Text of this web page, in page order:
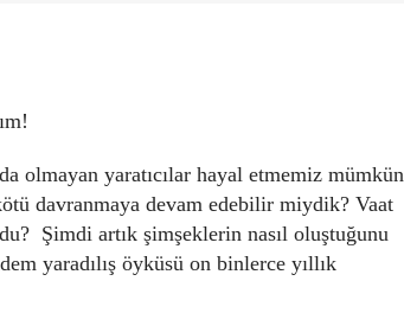
olmayan yaratıcılar hayal etmemiz mümkün
davranmaya devam edebilir miydik? Vaat
Şimdi artık şimşeklerin nasıl oluştuğunu
yaradılış öyküsü on binlerce yıllık